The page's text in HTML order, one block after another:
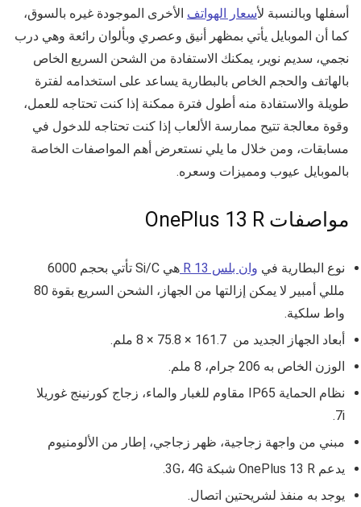
أسفلها وبالنسبة لأسعار الهواتف الأخرى الموجودة غيره بالسوق،
كما أن الموبايل يأتي بمظهر أنيق وعصري وبألوان رائعة وهي درب
نجمي، سديم نوير، يمكنك الاستفادة من الشحن السريع الخاص
بالهاتف والحجم الخاص بالبطارية يساعد على استخدامه لفترة
طويلة والاستفادة منه أطول فترة ممكنة إذا كنت تحتاجه للعمل،
وقوة معالجة تتيح ممارسة الألعاب إذا كنت تحتاجه للدخول في
مسابقات، ومن خلال ما يلي نستعرض أهم المواصفات الخاصة
بالموبايل عيوب ومميزات وسعره.
مواصفات OnePlus 13 R
نوع البطارية في وان بلس 13 R هي Si/C
تأتي بحجم 6000
مللي أمبير لا يمكن إزالتها من الجهاز، الشحن السريع بقوة 80
واط سلكية.
أبعاد الجهاز الجديد من 161.7 × 75.8 × 8 ملم.
الوزن الخاص به 206 جرام،
8 ملم.
نظام الحماية IP65 مقاوم للغبار والماء، زجاج كورنينج غوريلا
7i
.
مبني من واجهة زجاجية، ظهر زجاجي، إطار من الألومنيوم
يدعم OnePlus 13 R شبكة 3G، 4G.
يوجد به منفذ لشريحتين اتصال.